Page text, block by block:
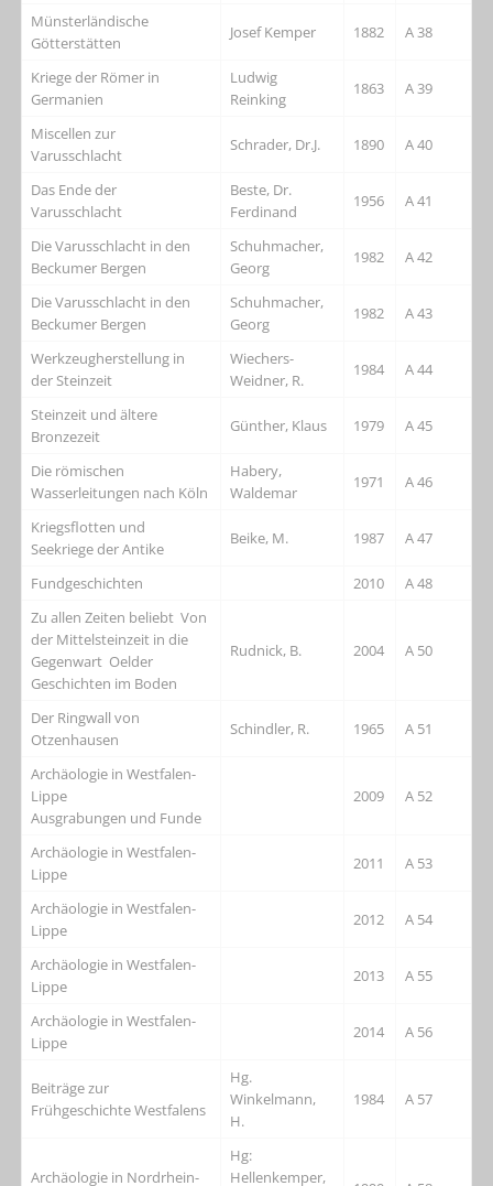
Münsterländische
Götterstätten
Josef Kemper 1882 A 38
Kriege der Römer in
Germanien
Ludwig
Reinking
1863 A 39
Miscellen zur
Varusschlacht
Schrader, Dr.J. 1890 A 40
Das Ende der
Varusschlacht
Beste, Dr.
Ferdinand
1956 A 41
Die Varusschlacht in den
Beckumer Bergen
Schuhmacher,
Georg
1982 A 42
Die Varusschlacht in den
Beckumer Bergen
Schuhmacher,
Georg
1982 A 43
Werkzeugherstellung in
der Steinzeit
Wiechers-
Weidner, R.
1984 A 44
Steinzeit und ältere
Bronzezeit
Günther, Klaus 1979 A 45
Die römischen
Wasserleitungen nach Köln
Habery,
Waldemar
1971 A 46
Kriegsflotten und
Seekriege der Antike
Beike, M. 1987 A 47
Fundgeschichten 2010
A 48
Zu allen Zeiten beliebt Von
der Mittelsteinzeit in die
Gegenwart Oelder
Geschichten im Boden
Rudnick, B. 2004 A 50
Der Ringwall von
Otzenhausen
Schindler, R. 1965 A 51
Archäologie in Westfalen-
Lippe
Ausgrabungen und Funde
2009 A 52
Archäologie in Westfalen-
Lippe
2011 A 53
Archäologie in Westfalen-
Lippe
2012 A 54
Archäologie in Westfalen-
Lippe
2013 A 55
Archäologie in Westfalen-
Lippe
2014 A 56
Beiträge zur
Frühgeschichte Westfalens
Hg.
Winkelmann,
H.
1984 A 57
Archäologie in Nordrhein-
Hg:
Hellenkemper,